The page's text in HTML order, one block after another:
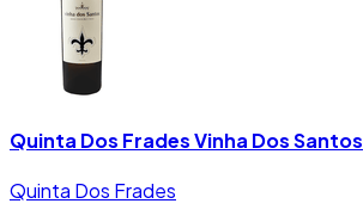
Quinta Dos Frades Vinha Dos Santos
Quinta Dos Frades